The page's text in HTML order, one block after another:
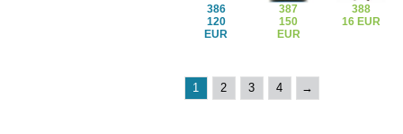
386
120
EUR
387
150
EUR
388
16 EUR
1 2 3 4 →